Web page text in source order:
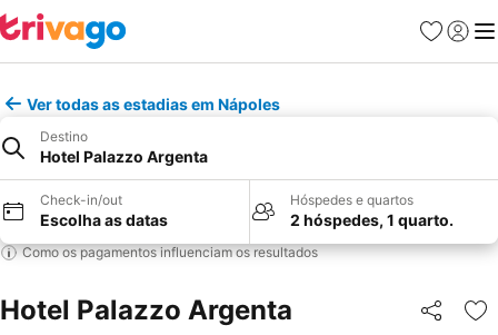
Favoritos
Iniciar
Ver todas as estadias em Nápoles
Destino
Hotel Palazzo Argenta
Check-in/out
Escolha as datas
Hóspedes e quartos
2 hóspedes, 1 quarto.
Como os pagamentos influenciam os resultados
Hotel Palazzo Argenta Partilhar